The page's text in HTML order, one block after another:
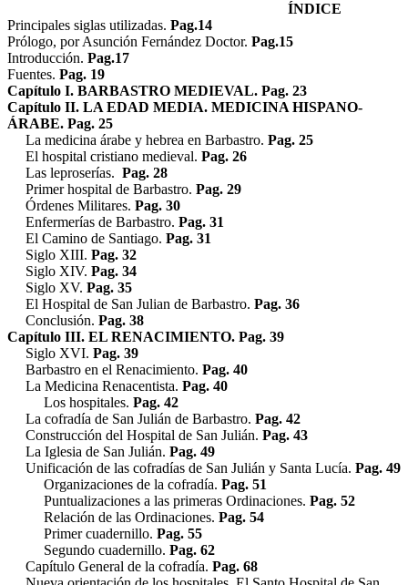
ÍNDICE
Principales siglas utilizadas. Pag.14
Prólogo, por Asunción Fernández Doctor. Pag.15
Introducción. Pag.17
Fuentes. Pag. 19
Capítulo I. BARBASTRO MEDIEVAL. Pag. 23
Capítulo II. LA EDAD MEDIA. MEDICINA HISPANO-
ÁRABE. Pag. 25
La medicina árabe y hebrea en Barbastro. Pag. 25
El hospital cristiano medieval. Pag. 26
Las leproserías. Pag. 28
Primer hospital de Barbastro. Pag. 29
Órdenes Militares. Pag. 30
Enfermerías de Barbastro. Pag. 31
El Camino de Santiago. Pag. 31
Siglo XIII. Pag. 32
Siglo XIV. Pag. 34
Siglo XV. Pag. 35
El Hospital de San Julian de Barbastro. Pag. 36
Conclusión. Pag. 38
Capítulo III. EL RENACIMIENTO. Pag. 39
Siglo XVI. Pag. 39
Barbastro en el Renacimiento. Pag. 40
La Medicina Renacentista. Pag. 40
Los hospitales. Pag. 42
La cofradía de San Julián de Barbastro. Pag. 42
Construcción del Hospital de San Julián. Pag. 43
La Iglesia de San Julián. Pag. 49
Unificación de las cofradías de San Julián y Santa Lucía. Pag. 49
Organizaciones de la cofradía. Pag. 51
Puntualizaciones a las primeras Ordinaciones. Pag. 52
Relación de las Ordinaciones. Pag. 54
Primer cuadernillo. Pag. 55
Segundo cuadernillo. Pag. 62
Capítulo General de la cofradía. Pag. 68